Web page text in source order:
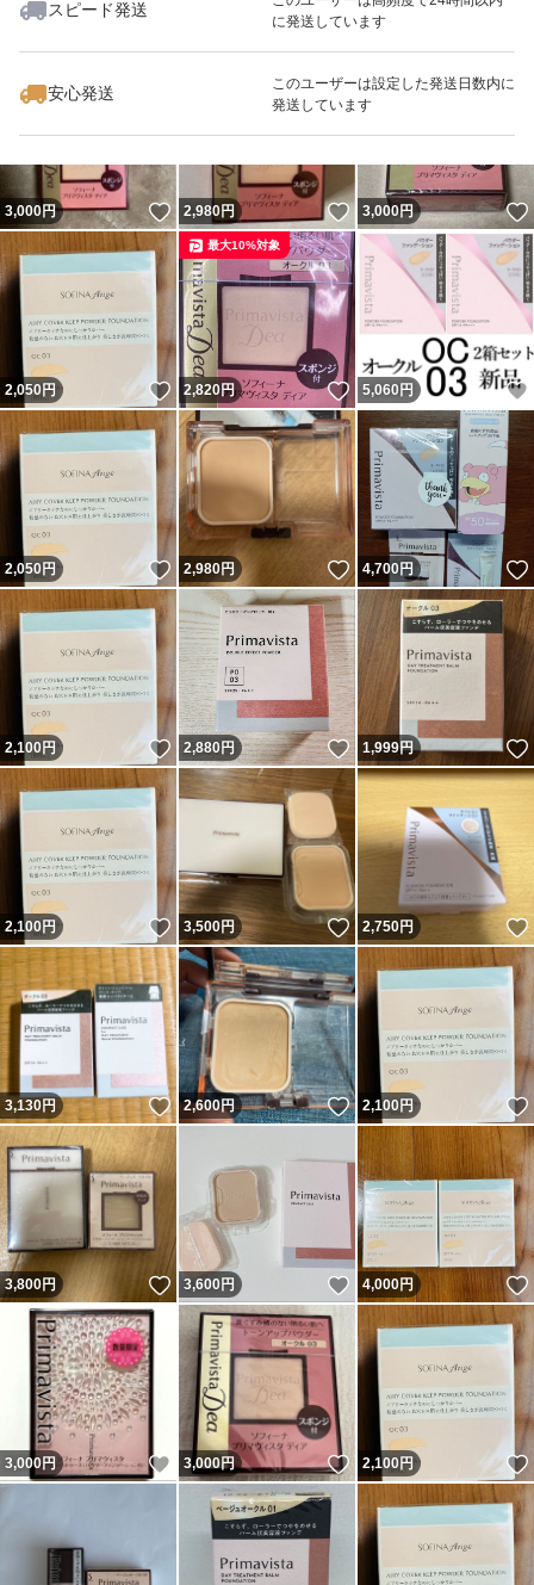
スピード発送
に発送しています
安心発送
このユーザーは設定した発送日数内に
発送しています
いいね！
2,050
3,000円 いいね！
2,980円 いいね！
3,000円
2,050円 いいね！
2,820円 いいね！
最大10%対象
5,060 円
2,050円 いいね！
2,980円 いいね！
4,700円
2,100円 いいね！
2,880円 いいね！
1,999円
2,100円 いいね！
3,500円 いいね！
2,750円
3,130円 いいね！
2,600円 いいね！
2,100円
3,800円 いいね！
3,600円 いいね！
4,000円
3,000円 いいね！
3,000円 いいね！
2,100円